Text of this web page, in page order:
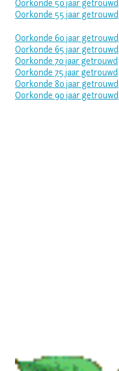
Oorkonde 50 jaar getrouwd
Oorkonde 55 jaar getrouwd
Oorkonde 60 jaar getrouwd
Oorkonde 65 jaar getrouwd
Oorkonde 70 jaar getrouwd
Oorkonde 75 jaar getrouwd
Oorkonde 80 jaar getrouwd
Oorkonde 90 jaar getrouwd